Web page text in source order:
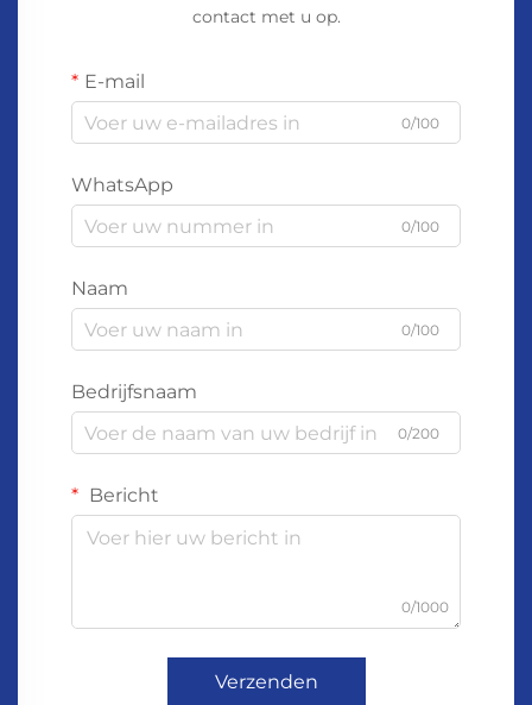
contact met u op.
E-mail
0/100
WhatsApp
0/100
Naam
0/100
Bedrijfsnaam
0/200
Bericht
0/1000
Verzenden